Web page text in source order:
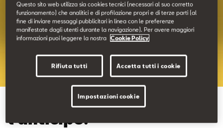
Configuratore
Liberi di scegliere. Anche
l’anticipo.
Questo sito web utilizza sia cookies tecnici (necessari al suo corretto
funzionamento) che analitici e di profilazione propri e di terze parti (al
fine di inviare messaggi pubblicitari in linea con le preferenze
manifestate dagli utenti durante la navigazione). Per avere maggiori
informazioni puoi leggere la nostra
Cookie Policy
Rifiuta tutti Accetta tutti i cookie
Impostazioni cookie